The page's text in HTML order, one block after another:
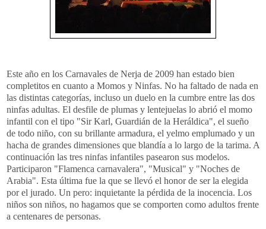
Este año en los Carnavales de Nerja de 2009 han estado bien
completitos en cuanto a Momos y Ninfas. No ha faltado de nada en
las distintas categorías, incluso un duelo en la cumbre entre las dos
ninfas adultas. El desfile de plumas y lentejuelas lo abrió el momo
infantil con el tipo "Sir Karl, Guardián de la Heráldica", el sueño
de todo niño, con su brillante armadura, el yelmo emplumado y un
hacha de grandes dimensiones que blandía a lo largo de la tarima. A
continuación las tres ninfas infantiles pasearon sus modelos.
Participaron "Flamenca carnavalera", "Musical" y "Noches de
Arabia". Esta última fue la que se llevó el honor de ser la elegida
por el jurado. Un pero: inquietante la pérdida de la inocencia. Los
niños son niños, no hagamos que se comporten como adultos frente
a centenares de personas.